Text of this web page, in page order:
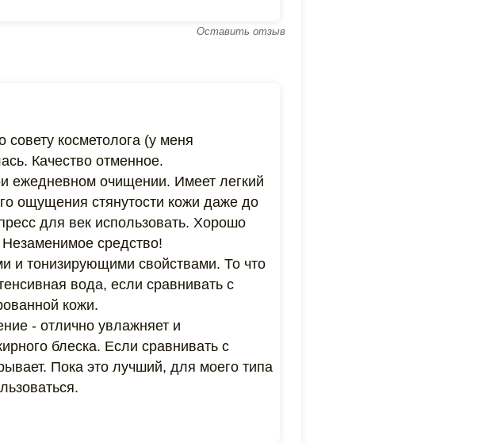
Оставить отзыв
косметолога (у меня
Качество отменное.
ежедневном очищении. Имеет легкий
ощущения стянутости кожи даже до
для век использовать. Хорошо
средство!
тонизирующими свойствами. То что
вода, если сравнивать с
кожи.
- отлично увлажняет и
блеска. Если сравнивать с
Пока это лучший, для моего типа